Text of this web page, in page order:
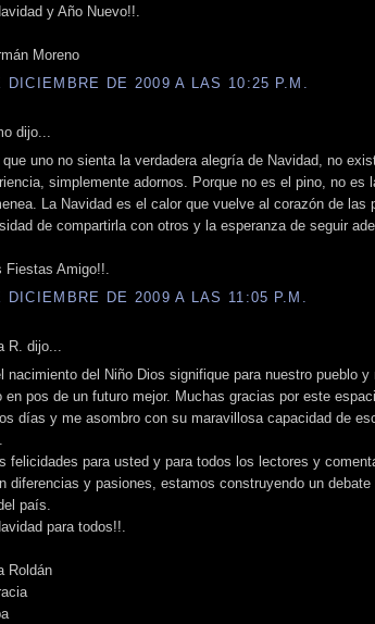
y Año Nuevo!!.
Moreno
DICIEMBRE DE 2009 A LAS 10:25 P.M.
dijo...
uno no sienta la verdadera alegría de Navidad, no
simplemente adornos. Porque no es el pino, no es
La Navidad es el calor que vuelve al corazón de las
de compartirla con otros y la esperanza de seguir
Fiestas Amigo!!.
DICIEMBRE DE 2009 A LAS 11:05 P.M.
R. dijo...
nacimiento del Niño Dios signifique para nuestro pueblo y
en pos de un futuro mejor. Muchas gracias por este
días y me asombro con su maravillosa capacidad de
felicidades para usted y para todos los lectores y
diferencias y pasiones, estamos construyendo un debate
país.
para todos!!.
Roldán